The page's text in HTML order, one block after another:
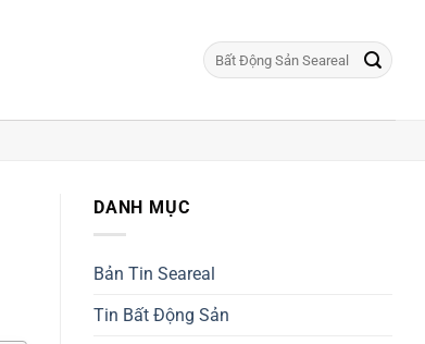
DANH MỤC
Bản Tin Seareal
Tin Bất Động Sản